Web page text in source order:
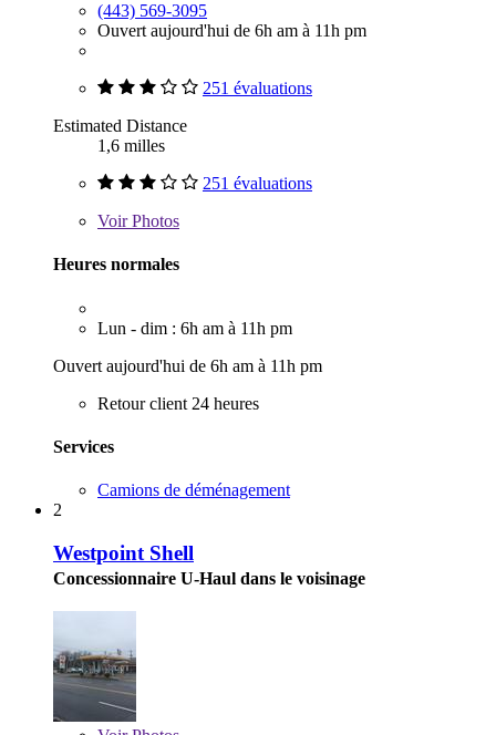
(443) 569-3095
Ouvert aujourd'hui de 6h am à 11h pm
251 évaluations
Estimated Distance
1,6 milles
251 évaluations
VoirPhotos
Heures normales
Lun - dim : 6h am à 11h pm
Ouvert aujourd'hui de 6h am à 11h pm
Retour client 24 heures
Services
Camions de déménagement
2
Westpoint Shell
Concessionnaire U-Haul dans le voisinage